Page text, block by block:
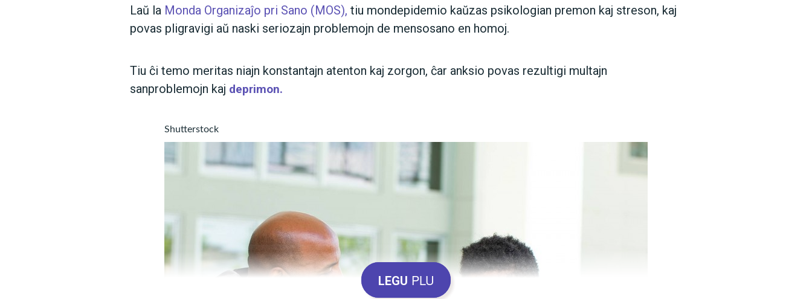
Laŭ la Monda Organizaĵo pri Sano (MOS), tiu mondepidemio kaŭzas psikologian premon kaj streson, kaj
povas pligravigi aŭ naski seriozajn problemojn de mensosano en homoj.
Tiu ĉi temo meritas niajn konstantajn atenton kaj zorgon, ĉar anksio povas rezultigi multajn
sanproblemojn kaj deprimon.
Shutterstock
LEGU PLU